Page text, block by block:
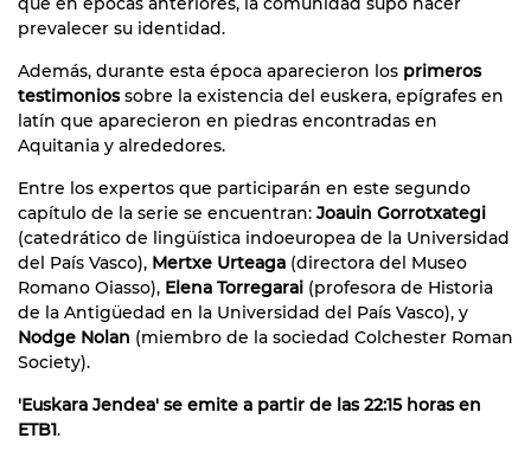
prevalecer su identidad.
Además, durante esta época aparecieron los primeros
testimoniossobre la existencia del euskera, epígrafes en
latín que aparecieron en piedras encontradas en
Aquitania y alrededores.
Entre los expertos que participarán en este segundo
capítulo de la serie se encuentran: Joauin Gorrotxategi
(catedrático de lingüística indoeuropea de la Universidad
del País Vasco), Mertxe Urteaga (directora del Museo
Romano Oiasso), Elena Torregarai (profesora de Historia
de la Antigüedad en la Universidad del País Vasco), y
Nodge Nolan (miembro de la sociedad Colchester Roman
Society).
'Euskara Jendea' se emite a partir de las 22:15 horas en
ETB1.